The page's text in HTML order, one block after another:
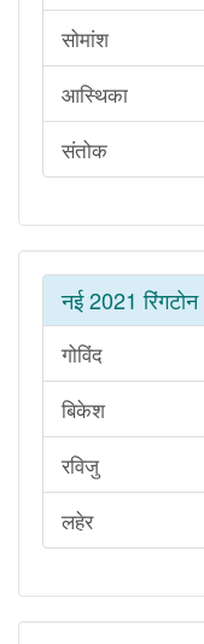
सोमांश
आस्थिका
संतोक
नई 2021 रिंगटोन
गोविंद
बिकेश
रविजु
लहेर